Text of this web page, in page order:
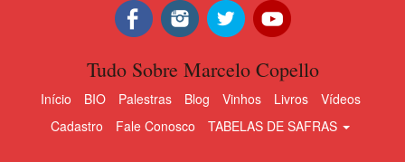
Tudo Sobre Marcelo Copello
Início BIO Palestras Blog Vinhos Livros
Vídeos
Cadastro
Fale Conosco TABELAS DE SAFRAS